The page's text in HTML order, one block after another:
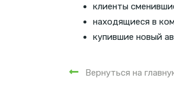
клиенты
находящиеся в
купившие новый
Вернуться на